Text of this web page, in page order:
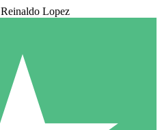
Reinaldo Lopez